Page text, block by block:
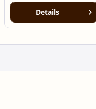
Details